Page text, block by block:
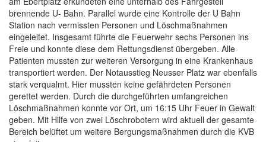
brennende U- Bahn. Parallel wurde eine Kontrolle der U Bahn
Station nach vermissten Personen und Löschmaßnahmen
eingeleitet. Insgesamt führte die Feuerwehr sechs Personen ins
Freie und konnte diese dem Rettungsdienst übergeben. Alle
Patienten mussten zur weiteren Versorgung in eine Krankenhaus
transportiert werden. Der Notausstieg Neusser Platz war ebenfalls
stark verqualmt. Hier mussten keine gefährdeten Personen
gerettet werden. Durch die durchgeführten umfangreichen
Löschmaßnahmen konnte vor Ort, um 16:15 Uhr Feuer in Gewalt
geben. Mit Hilfe von zwei Löschrobotern wird aktuell der gesamte
Bereich belüftet um weitere Bergungsmaßnahmen durch die KVB